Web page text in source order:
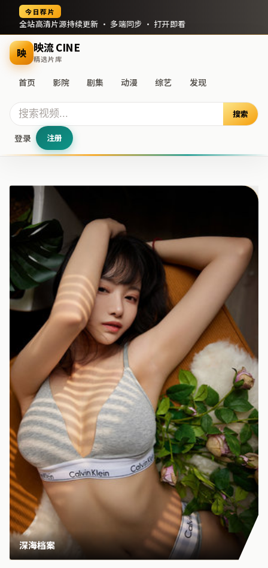
今日荐片
全站高清片源持续更新 · 多端同步 · 打开即看
映 映流 CINE
精选片库
首页 影院 剧集 动漫 综艺 发现
搜索
登录 注册
深海档案